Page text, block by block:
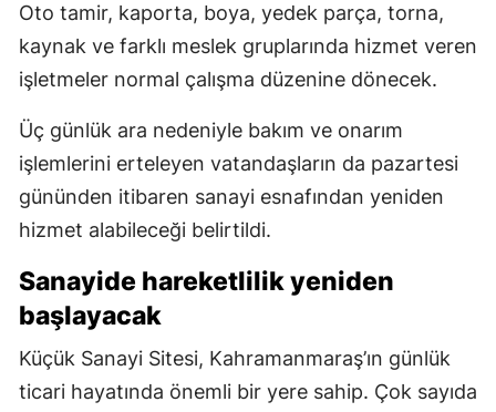
Oto tamir, kaporta, boya, yedek parça, torna,
kaynak ve farklı meslek gruplarında hizmet veren
işletmeler normal çalışma düzenine dönecek.
Üç günlük ara nedeniyle bakım ve onarım
işlemlerini erteleyen vatandaşların da pazartesi
gününden itibaren sanayi esnafından yeniden
hizmet alabileceği belirtildi.
Sanayide hareketlilik yeniden
başlayacak
Küçük Sanayi Sitesi, Kahramanmaraş’ın günlük
ticari hayatında önemli bir yere sahip. Çok sayıda